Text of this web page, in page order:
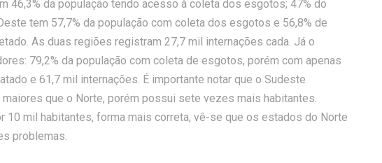
46,3% da população tendo acesso à coleta dos esgotos; 47% do
tem 57,7% da população com coleta dos esgotos e 56,8% de
As duas regiões registram 27,7 mil internações cada. Já o
79,2% da população com coleta de esgotos, porém com apenas
e 61,7 mil internações. É importante notar que o Sudeste
que o Norte, porém possui sete vezes mais habitantes.
10 mil habitantes, forma mais correta, vê-se que os estados do Norte
problemas.